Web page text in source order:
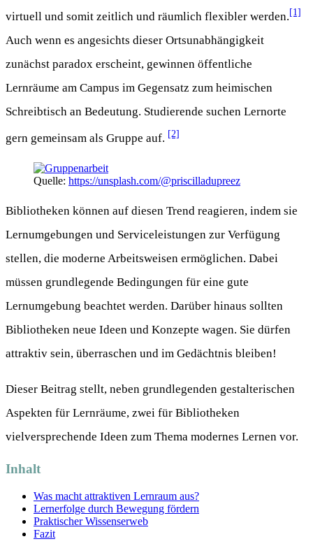
virtuell und somit zeitlich und räumlich flexibler werden.[1]
Auch wenn es angesichts dieser Ortsunabhängigkeit
zunächst paradox erscheint, gewinnen öffentliche
Lernräume am Campus im Gegensatz zum heimischen
Schreibtisch an Bedeutung. Studierende suchen Lernorte
gern gemeinsam als Gruppe auf. [2]
Quelle: https://unsplash.com/@priscilladupreez
Bibliotheken können auf diesen Trend reagieren, indem sie
Lernumgebungen und Serviceleistungen zur Verfügung
stellen, die moderne Arbeitsweisen ermöglichen. Dabei
müssen grundlegende Bedingungen für eine gute
Lernumgebung beachtet werden. Darüber hinaus sollten
Bibliotheken neue Ideen und Konzepte wagen. Sie dürfen
attraktiv sein, überraschen und im Gedächtnis bleiben!
Dieser Beitrag stellt, neben grundlegenden gestalterischen
Aspekten für Lernräume, zwei für Bibliotheken
vielversprechende Ideen zum Thema modernes Lernen vor.
Inhalt
Was macht attraktiven Lernraum aus?
Lernerfolge durch Bewegung fördern
Praktischer Wissenserweb
Fazit